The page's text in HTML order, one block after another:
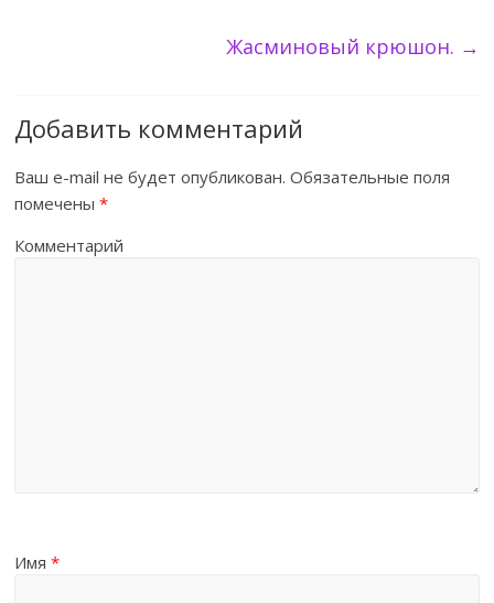
Жасминовый крюшон. →
Добавить комментарий
Ваш e-mail не будет опубликован. Обязательные поля
помечены*
Комментарий
Имя*